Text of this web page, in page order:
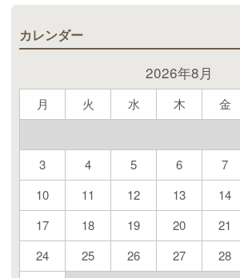
カレンダー
2026年8月
月 火 水 木 金
3
4 5 6 7
10
11 12 13 14
17
18 19 20 21
24
25 26 27 28